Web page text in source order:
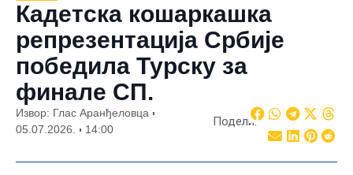
Кадетска кошаркашка
репрезентација Србије
победила Турску за
финале СП.
Извор: Глас Аранђеловца
05.07.2026.
14:00
Подели: